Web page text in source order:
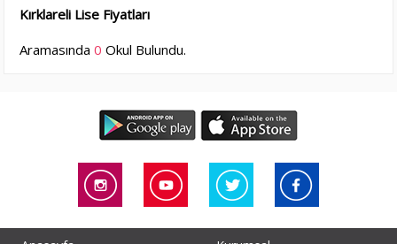
Kırklareli Lise Fiyatları
Aramasında0 Okul Bulundu.